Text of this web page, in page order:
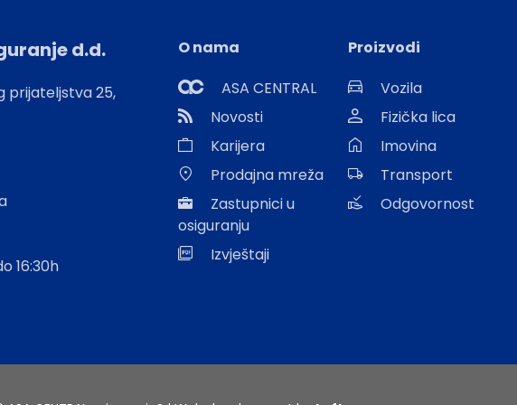
d.d.
prijateljstva 25,
16:30h
O nama
ASA CENTRAL
Novosti
Karijera
Prodajna mreža
Zastupnici u
osiguranju
Izvještaji
Proizvodi
Vozila
Fizička lica
Imovina
Transport
Odgovornost